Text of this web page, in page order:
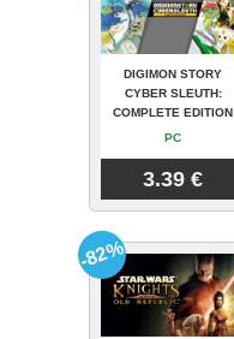
DIGIMON STORY
CYBER SLEUTH:
COMPLETE EDITION
PC
3.39 €
-82%